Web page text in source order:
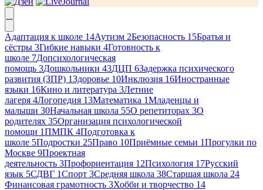
Адаптация к школе 14Аутизм 2Безопасность 15Братья и
сёстры 3Гибкие навыки 4Готовность к
школе 7Допсихологическая
помощь 3Дошкольники 43ДЦП 6Задержка психического
развития (ЗПР) 1Здоровье 10Инклюзия 16Иностранные
языки 16Кино и литература 3Летние
лагеря 4Логопедия 13Математика 1Младенцы и
малыши 30Начальная школа 55О репетиторах 3О
родителях 35Организация психологической
помощи 1ПМПК 4Подготовка к
школе 5Подростки 25Право 10Приёмные семьи 1Прогулки по
Москве 9Проектная
деятельность 3Профориентация 12Психология 17Русский
язык 5СДВГ 1Спорт 3Средняя школа 38Старшая школа 24
Финансовая грамотность 3Хобби и творчество 14